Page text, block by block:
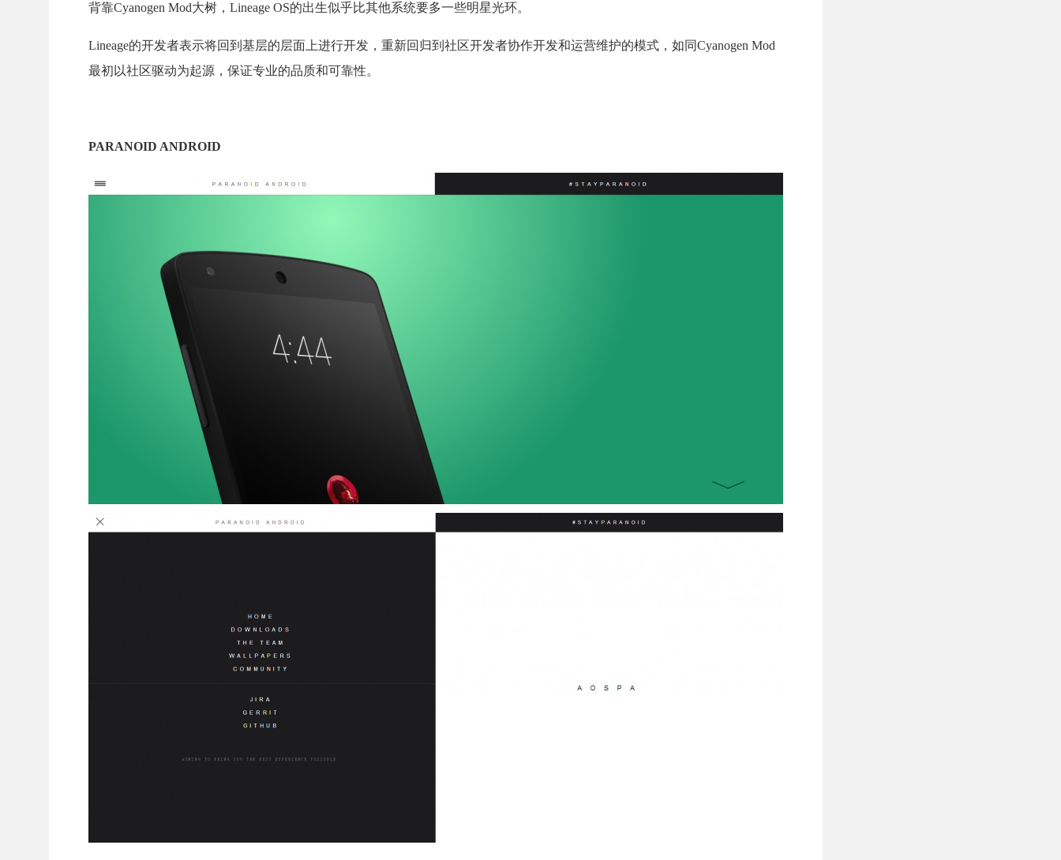
背靠Cyanogen Mod大树，Lineage OS的出生似乎比其他系统要多一些明星光环。
Lineage的开发者表示将回到基层的层面上进行开发，重新回归到社区开发者协作开发和运营维护的模式，如同Cyanogen Mod
最初以社区驱动为起源，保证专业的品质和可靠性。
PARANOID ANDROID